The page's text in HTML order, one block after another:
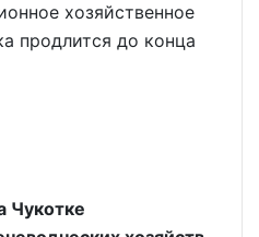
хозяйственное
продлится до конца
Чукотке